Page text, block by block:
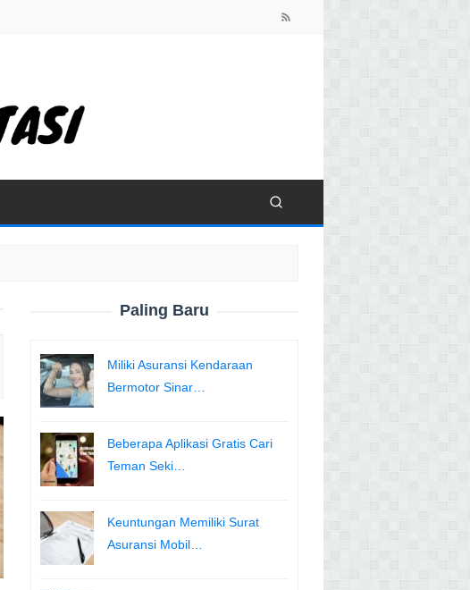
Paling Baru
Miliki Asuransi Kendaraan
Bermotor Sinar…
Beberapa Aplikasi Gratis Cari
Teman Seki…
Keuntungan Memiliki Surat
Asuransi Mobil…